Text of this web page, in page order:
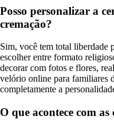
Posso personalizar a
cremação?
Sim, você tem total liberdade
escolher entre formato
decorar com fotos e flores,
velório online para familiares
completamente a
O que acontece com